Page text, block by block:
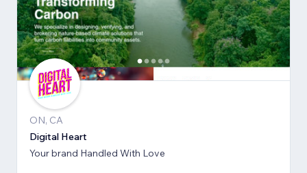
ON, CA
Digital Heart
Your brand Handled With Love